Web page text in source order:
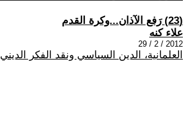
(23) رَفع الآذان...وكرة القدم
علاء كنه
2012 / 2 / 29
العلمانية، الدين السياسي ونقد الفكر الديني